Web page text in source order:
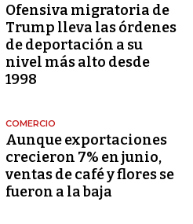
Ofensiva migratoria de
Trump lleva las órdenes
de deportación a su
nivel más alto desde
1998
COMERCIO
Aunque exportaciones
crecieron 7% en junio,
ventas de café y flores se
fueron a la baja